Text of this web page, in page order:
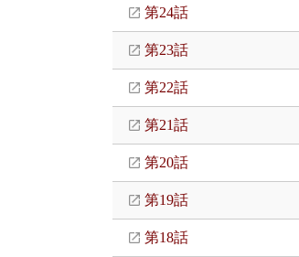
第24話
第23話
第22話
第21話
第20話
第19話
第18話